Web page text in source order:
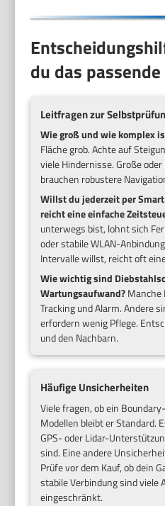
du das
Leitfragen zur
Wie groß und wie komplex
Fläche grob. Achte auf
viele Hindernisse. Große
brauchen robustere
Willst du jederzeit per
reicht eine einfache
unterwegs bist, lohnt sich
oder stabile WLAN-
Intervalle willst, reicht oft
Wie wichtig sind
Wartungsaufwand?Manche
Tracking und Alarm. Andere
erfordern wenig Pflege.
und den Nachbarn.
Häufige Unsicherheiten
Viele fragen, ob ein
Modellen bleibt er Standard.
GPS- oder Lidar-
sind. Eine andere
Prüfe vor dem Kauf, ob dein
stabile Verbindung sind viele
eingeschränkt.